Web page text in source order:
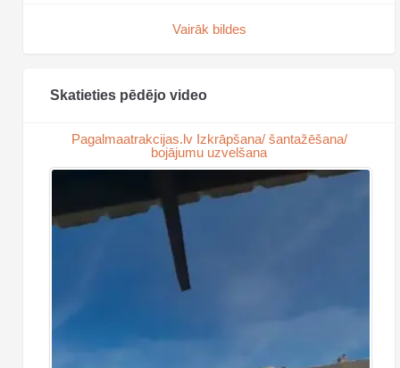
Vairāk bildes
Skatieties pēdējo video
Pagalmaatrakcijas.lv Izkrāpšana/ šantažēšana/
bojājumu uzvelšana